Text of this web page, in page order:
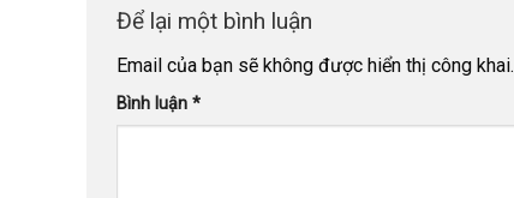
Để lại một bình luận
Email của bạn sẽ không được hiển thị công khai.
Bình luận *